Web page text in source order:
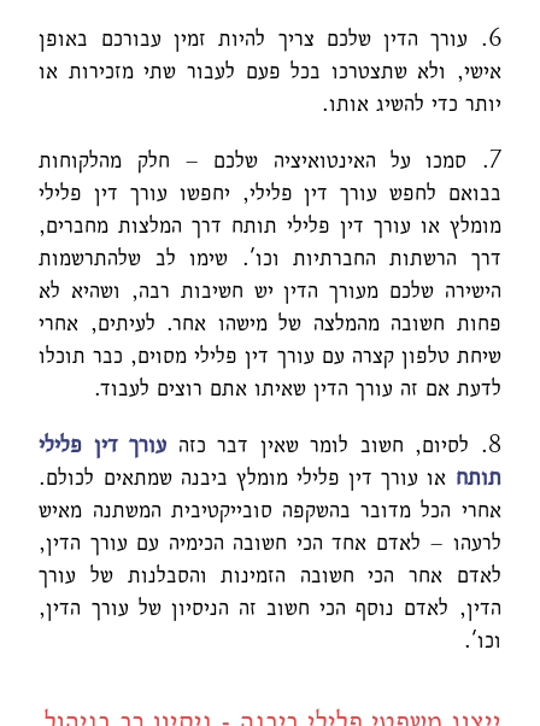
6. עורך הדין שלכם צריך להיות זמין עבורכם באופן
אישי, ולא שתצטרכו בכל פעם לעבור שתי מזכירות או
יותר כדי להשיג אותו.
7. סמכו על האינטואיציה שלכם – חלק מהלקוחות
בבואם לחפש עורך דין פלילי, יחפשו עורך דין פלילי
מומלץ או עורך דין פלילי תותח דרך המלצות מחברים,
דרך הרשתות החברתיות וכו'. שימו לב שלהתרשמות
הישירה שלכם מעורך הדין יש חשיבות רבה, ושהיא לא
פחות חשובה מהמלצה של מישהו אחר. לעיתים, אחרי
שיחת טלפון קצרה עם עורך דין פלילי מסוים, כבר תוכלו
לדעת אם זה עורך הדין שאיתו אתם רוצים לעבוד.
8. לסיום, חשוב לומר שאין דבר כזה
עורך דין פלילי
תותח או עורך דין פלילי מומלץ ביבנה שמתאים לכולם.
אחרי הכל מדובר בהשקפה סובייקטיבית המשתנה מאיש
לרעהו – לאדם אחד הכי חשובה הכימיה עם עורך הדין,
לאדם אחר הכי חשובה הזמינות והסבלנות של עורך
הדין, לאדם נוסף הכי חשוב זה הניסיון של עורך הדין,
וכו'.